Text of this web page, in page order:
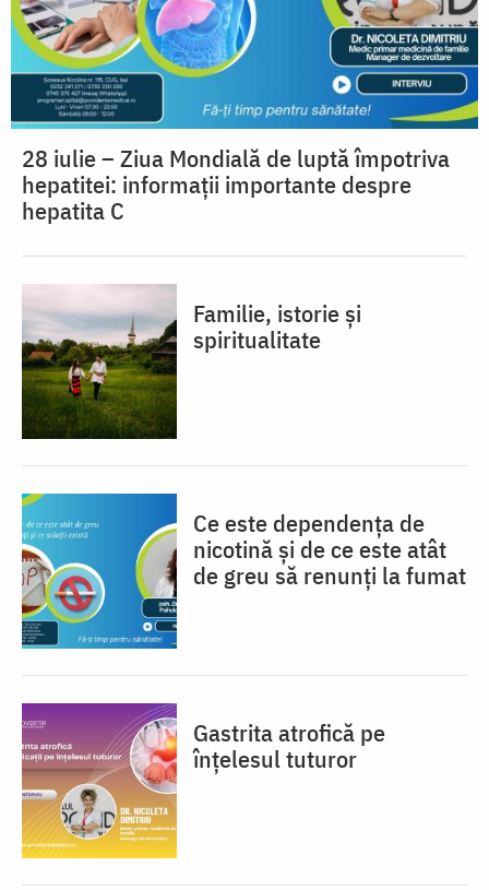
28 iulie – Ziua Mondială de luptă împotriva
hepatitei: informații importante despre
hepatita C
Familie, istorie și
spiritualitate
Ce este dependența de
nicotină și de ce este atât
de greu să renunți la fumat
Gastrita atrofică pe
înțelesul tuturor